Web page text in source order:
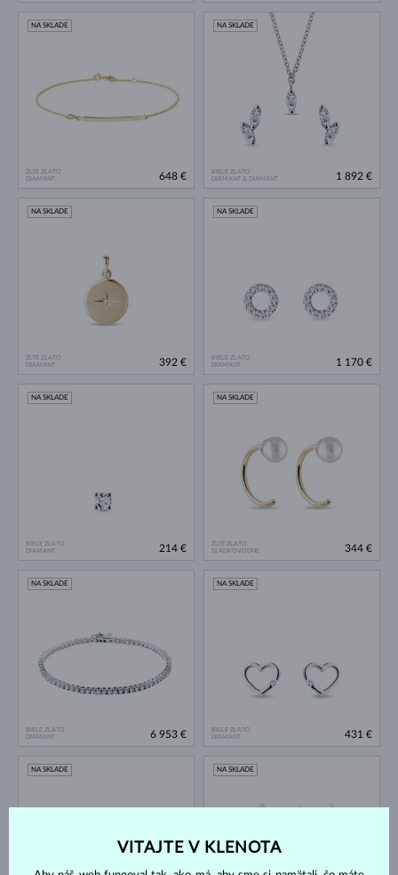
ŽLTÉ ZLATO
DIAMANT
NA SKLADE
648 €
BIELE ZLATO
DIAMANT & DIAMANT
NA SKLADE
1 892 €
ŽLTÉ ZLATO
DIAMANT
NA SKLADE
392 €
BIELE ZLATO
DIAMANT
NA SKLADE
1 170 €
BIELE ZLATO
DIAMANT
NA SKLADE
214 €
ŽLTÉ ZLATO
SLADKOVODNÉ
NA SKLADE
344 €
BIELE ZLATO
DIAMANT
NA SKLADE
6 953 €
BIELE ZLATO
DIAMANT
NA SKLADE
431 €
NA SKLADE NA SKLADE
VITAJTE V KLENOTA